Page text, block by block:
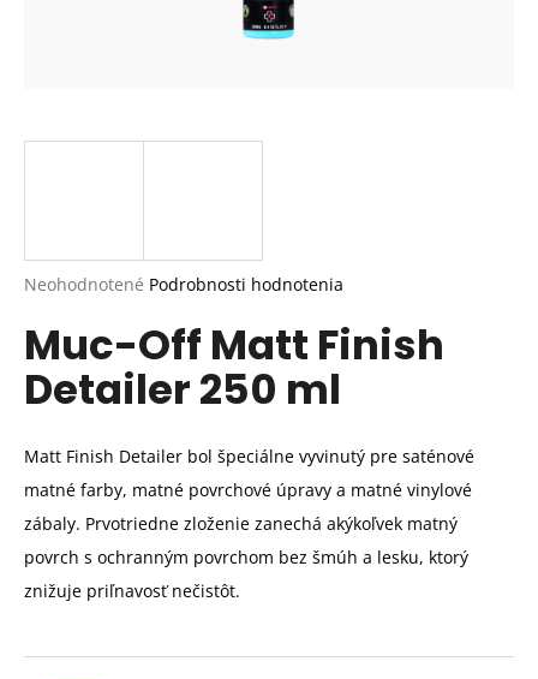
Priemerné
produktu
je
0,0
Neohodnotené Podrobnosti hodnotenia
Muc-Off Matt Finish
Detailer 250 ml
Matt Finish Detailer bol špeciálne vyvinutý pre saténové
matné farby, matné povrchové úpravy a matné vinylové
zábaly. Prvotriedne zloženie zanechá akýkoľvek matný
povrch s ochranným povrchom bez šmúh a lesku, ktorý
znižuje priľnavosť nečistôt.